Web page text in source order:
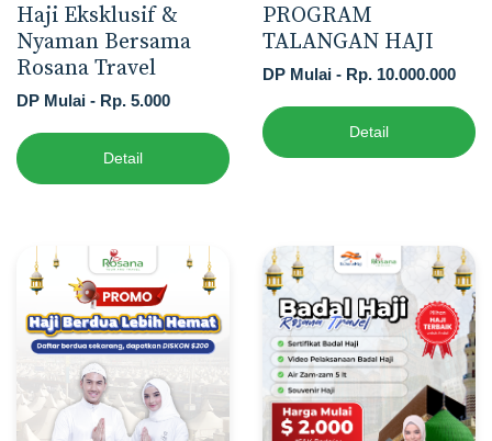
Haji Eksklusif &
Nyaman Bersama
Rosana Travel
DP Mulai - Rp. 5.000
Detail
PROGRAM
TALANGAN HAJI
DP Mulai - Rp. 10.000.000
Detail